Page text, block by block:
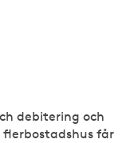
debitering och
får